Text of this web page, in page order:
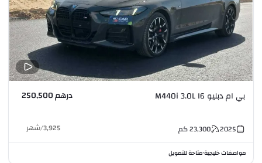
بي ام دبليو M440i 3.0L I6 درهم 250,500
2025
23,300كم 3,925
/شهر
مواصفات خليجية•متاحة للتمويل